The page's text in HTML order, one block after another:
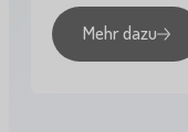
Mehr dazu